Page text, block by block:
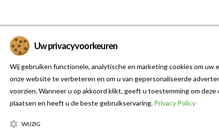
Uw privacyvoorkeuren
Wij gebruiken functionele, analytische en marketing cookies om uw
onze website te verbeteren en om u van gepersonaliseerde
voorzien. Wanneer u op akkoord klikt, geeft u toestemming om deze
plaatsen en heeft u de beste gebruikservaring. Privacy Policy
WIJZIG